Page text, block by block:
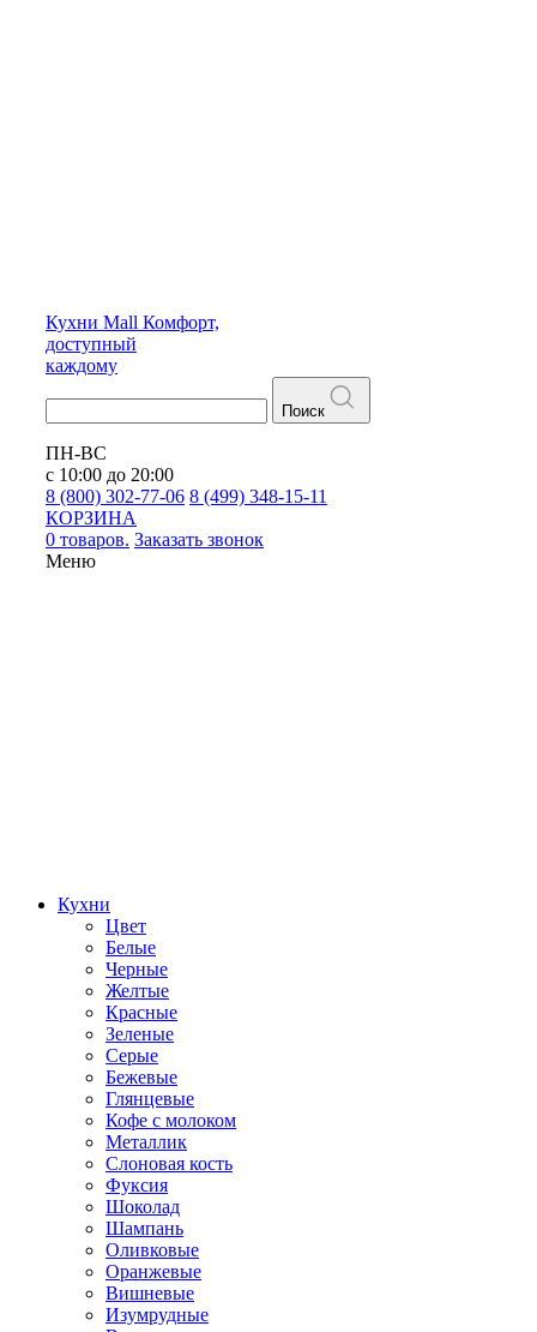
Кухни Mall Комфорт,
доступный
каждому
Поиск
ПН-ВС
с 10:00 до 20:00
8 (800) 302-77-06 8 (499) 348-15-11
КОРЗИНА
0 товаров. Заказать звонок
Меню
Кухни
Цвет
Белые
Черные
Желтые
Красные
Зеленые
Серые
Бежевые
Глянцевые
Кофе с молоком
Металлик
Слоновая кость
Фуксия
Шоколад
Шампань
Оливковые
Оранжевые
Вишневые
Изумрудные